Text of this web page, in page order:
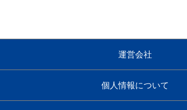
運営会社
個人情報について